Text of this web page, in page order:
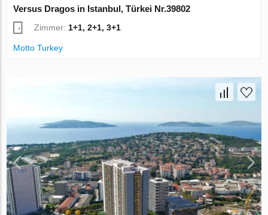
Versus Dragos in Istanbul, Türkei Nr.39802
Zimmer: 1+1, 2+1, 3+1
Motto Turkey